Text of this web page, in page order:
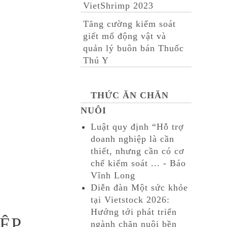
VietShrimp 2023
Tăng cường kiểm soát
giết mổ động vật và
quản lý buôn bán Thuốc
Thú Y
THỨC ĂN CHĂN
NUÔI
Luật quy định “Hỗ trợ
doanh nghiệp là cần
thiết, nhưng cần có cơ
chế kiểm soát ... - Báo
Vĩnh Long
Diễn đàn Một sức khỏe
tại Vietstock 2026:
Hướng tới phát triển
ngành chăn nuôi bền